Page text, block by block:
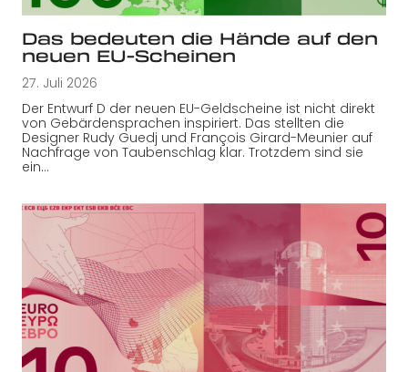
Das bedeuten die Hände auf den
neuen EU-Scheinen
27. Juli 2026
Der Entwurf D der neuen EU-Geldscheine ist nicht direkt
von Gebärdensprachen inspiriert. Das stellten die
Designer Rudy Guedj und François Girard-Meunier auf
Nachfrage von Taubenschlag klar. Trotzdem sind sie
ein…